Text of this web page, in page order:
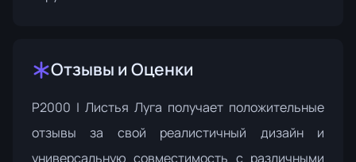
Отзывы и Оценки
P2000 | Листья Луга получает положительные
отзывы за свой реалистичный дизайн и
универсальную совместимость с различными